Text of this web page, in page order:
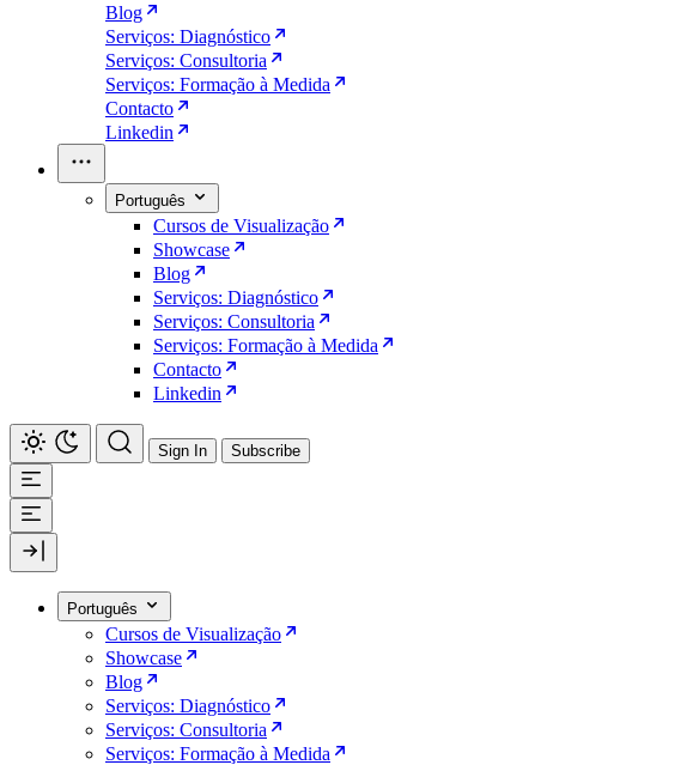
Blog
Serviços: Diagnóstico
Serviços: Consultoria
Serviços: Formação à Medida
Contacto
Linkedin
Português
Cursos de Visualização
Showcase
Blog
Serviços: Diagnóstico
Serviços: Consultoria
Serviços: Formação à Medida
Contacto
Linkedin
Sign In Subscribe
Português
Cursos de Visualização
Showcase
Blog
Serviços: Diagnóstico
Serviços: Consultoria
Serviços: Formação à Medida